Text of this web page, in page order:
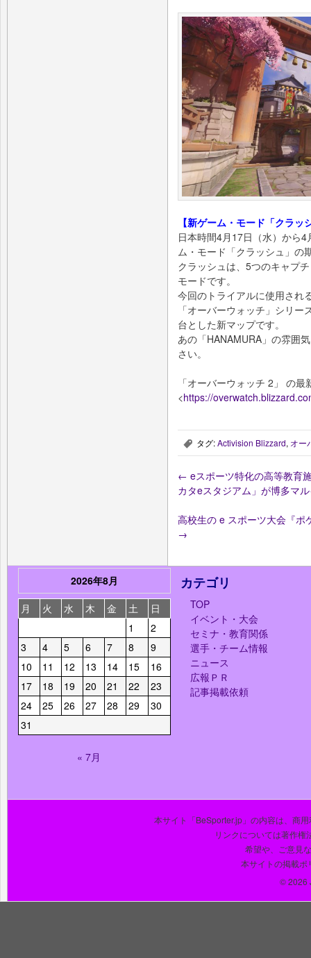
【新ゲーム・モード「クラッ
日本時間4月17日（水）から
ム・モード「クラッシュ」の
クラッシュは、5つのキャプ
モードです。
今回のトライアルに使用され
「オーバーウォッチ」シリ
台とした新マップです。
あの「HANAMURA」の雰囲
さい。
「オーバーウォッチ 2」 の
<https://
, タグ:Activision Blizzard, オー
← eスポーツ特化の高等教育
カタeスタジアム」が博多マ
高校生の e スポーツ大会『ポ
→
2026年8月
月
火 水 木 金 土
日
1
2
3
4 5 6 7 8
9
10
11 12 13 14 15
16
17
18 19 20 21 22
23
24
25 26 27 28 29
30
31
« 7月
カテゴリ
TOP
イベント・大会
セミナ・教育関係
選手・チーム情報
ニュース
広報ＰＲ
記事掲載依頼
本サイト「BeSporter.jp」の内容は、商
リンクについては著作権
希望や、ご意見
本サイトの掲載ポ
© 2026